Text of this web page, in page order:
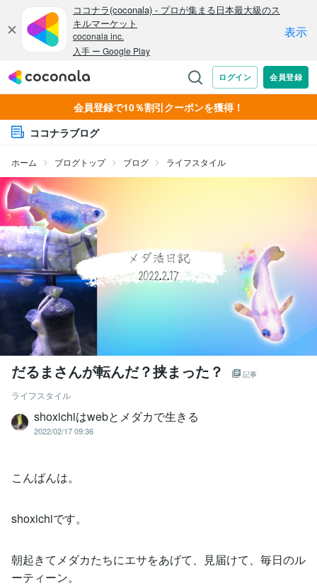
会員登録で10％割引クーポンを獲得！
ココナラブログ
ホーム ブログトップ ブログ ライフスタイル
だるまさんが転んだ？挟まった？ 記事
ライフスタイル
shoxichiはwebとメダカで生きる
2022/02/17 09:36
こんばんは。
shoxichiです。
朝起きてメダカたちにエサをあげて、見届けて、毎日のル
ーティーン。